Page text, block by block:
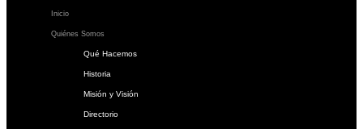
Inicio
Quiénes Somos
Qué Hacemos
Historia
Misión y Visión
Directorio